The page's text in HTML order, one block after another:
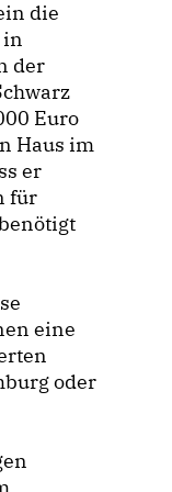
die
in
der
Euro
Haus im
er
für
eine
oder